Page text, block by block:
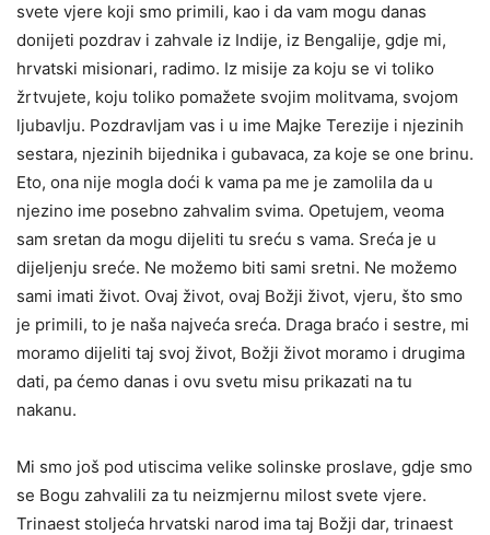
svete vjere koji smo primili, kao i da vam mogu danas
donijeti pozdrav i zahvale iz Indije, iz Bengalije, gdje mi,
hrvatski misionari, radimo. Iz misije za koju se vi toliko
žrtvujete, koju toliko pomažete svojim molitva­ma, svojom
ljubavlju. Pozdravljam vas i u ime Majke Terezije i njezinih
sestara, njezinih bijednika i gubavaca, za koje se one brinu.
Eto, ona nije mogla doći k vama pa me je zamolila da u
njezino ime posebno zahvalim svima. Opetujem, veoma
sam sretan da mogu dijeliti tu sreću s vama. Sreća je u
dijeljenju sreće. Ne možemo biti sami sretni. Ne možemo
sami imati život. Ovaj život, ovaj Božji život, vjeru, što smo
je primili, to je naša najveća sreća. Draga bra­ćo i sestre, mi
moramo dijeliti taj svoj život, Božji život moramo i drugima
dati, pa ćemo danas i ovu svetu misu prikazati na tu
nakanu.
Mi smo još pod utiscima velike solinske proslave, gdje smo
se Bogu zahvalili za tu neizmjernu milost svete vjere.
Trinaest stoljeća hrvatski narod ima taj Božji dar, trinaest